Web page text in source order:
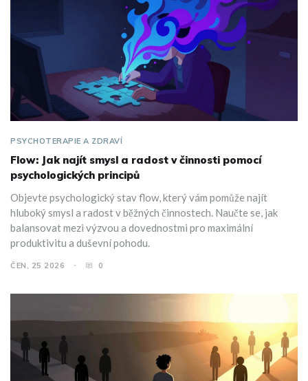
PSYCHOTERAPIE A ZDRAVÍ
Flow: Jak najít smysl a radost v činnosti pomocí
psychologických principů
Objevte psychologický stav flow, který vám pomůže najít
hluboký smysl a radost v běžných činnostech. Naučte se, jak
balansovat mezi výzvou a dovednostmi pro maximální
produktivitu a duševní pohodu.
ČEN, 25 2026 0